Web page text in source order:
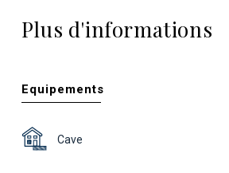
Plus d'informations
Equipements
Cave